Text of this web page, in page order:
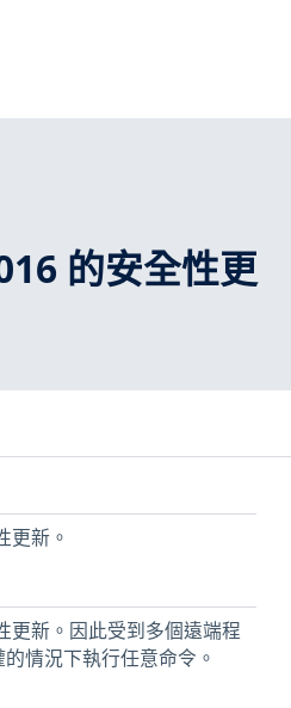
的安全性更
新。
新。因此受到多個遠端程
情況下執行任意命令。